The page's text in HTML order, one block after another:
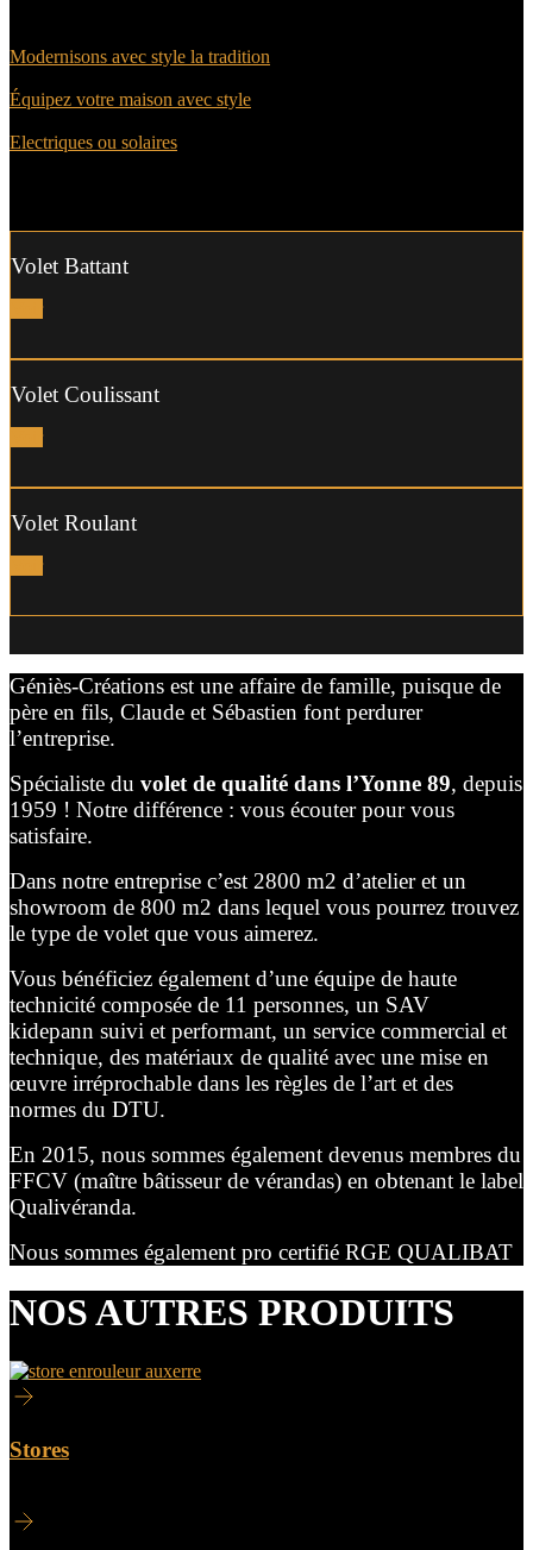
Modernisons avec style la tradition
Équipez votre maison avec style
Electriques ou solaires
Volet Battant
Volet Coulissant
Volet Roulant
Géniès-Créations est une affaire de famille, puisque de
père en fils, Claude et Sébastien font perdurer
l’entreprise.
Spécialiste du volet de qualité dans l’Yonne 89, depuis
1959 ! Notre différence : vous écouter pour vous
satisfaire.
Dans notre entreprise c’est 2800 m2 d’atelier et un
showroom de 800 m2 dans lequel vous pourrez trouvez
le type de volet que vous aimerez.
Vous bénéficiez également d’une équipe de haute
technicité composée de 11 personnes, un SAV
kidepann suivi et performant, un service commercial et
technique, des matériaux de qualité avec une mise en
œuvre irréprochable dans les règles de l’art et des
normes du DTU.
En 2015, nous sommes également devenus membres du
FFCV (maître bâtisseur de vérandas) en obtenant le label
Qualivéranda.
Nous sommes également pro certifié RGE QUALIBAT
NOS AUTRES PRODUITS
Stores